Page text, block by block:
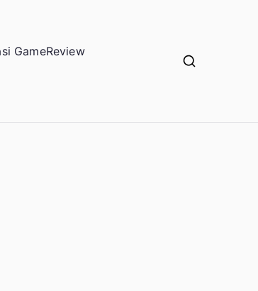
GameReview